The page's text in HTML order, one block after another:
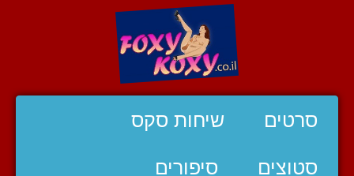
סרטים שיחות סקס
סטוצים סיפורים